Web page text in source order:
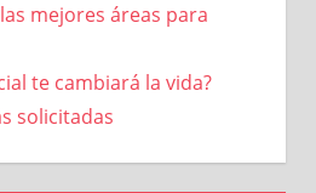
mejores áreas para
te cambiará la vida?
solicitadas